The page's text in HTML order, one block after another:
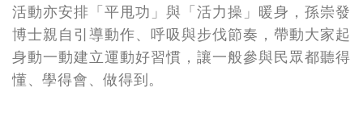
活動亦安排「平甩功」與「活力操」暖身，孫崇發
博士親自引導動作、呼吸與步伐節奏，帶動大家起
身動一動建立運動好習慣 ，讓一般參與民眾都聽得
懂、學得會、做得到。